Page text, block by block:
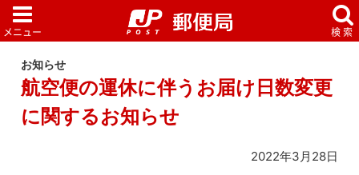
お知らせ
航空便の運休に伴うお届け日数変更
に関するお知らせ
2022年3月28日